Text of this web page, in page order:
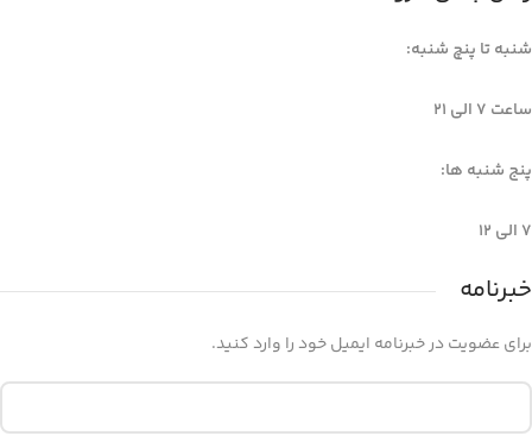
شنبه تا پنچ شنبه:
ساعت 7 الی ۲۱
پنج شنبه ها:
7 الی 12
خبرنامه
برای عضویت در خبرنامه ایمیل خود را وارد کنید.